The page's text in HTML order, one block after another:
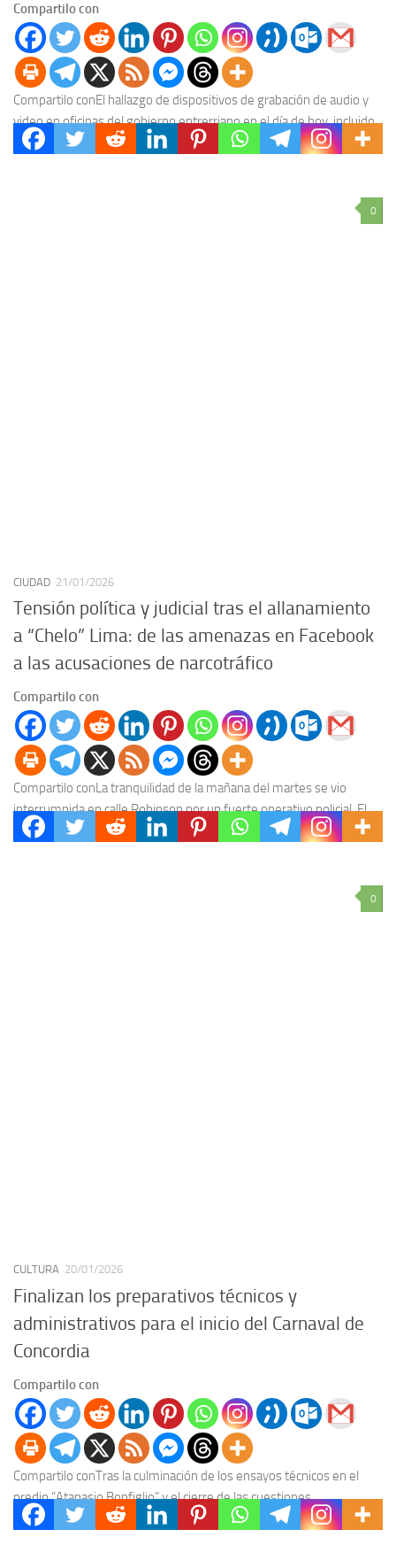
Compartilo con
Compartilo conEl hallazgo de dispositivos de grabación de audio y
video en oficinas del gobierno entrerriano en el día de hoy, incluido
el despacho del...
0
CIUDAD 21/01/2026
Tensión política y judicial tras el allanamiento
a “Chelo” Lima: de las amenazas en Facebook
a las acusaciones de narcotráfico
Compartilo con
Compartilo conLa tranquilidad de la mañana del martes se vio
interrumpida en calle Robinson por un fuerte operativo policial. El
allanamiento a “Chelo” Lima, histórico...
0
CULTURA 20/01/2026
Finalizan los preparativos técnicos y
administrativos para el inicio del Carnaval de
Concordia
Compartilo con
Compartilo conTras la culminación de los ensayos técnicos en el
predio “Atanasio Bonfiglio” y el cierre de las cuestiones
administrativas ante escribano público, este sábado...